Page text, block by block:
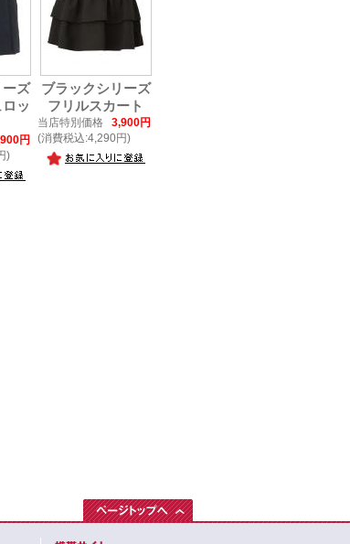
ーズ
ッ
円
)
ブラックシリーズ
フリルスカート
当店特別価格
3,900円
(消費税込:4,290円)